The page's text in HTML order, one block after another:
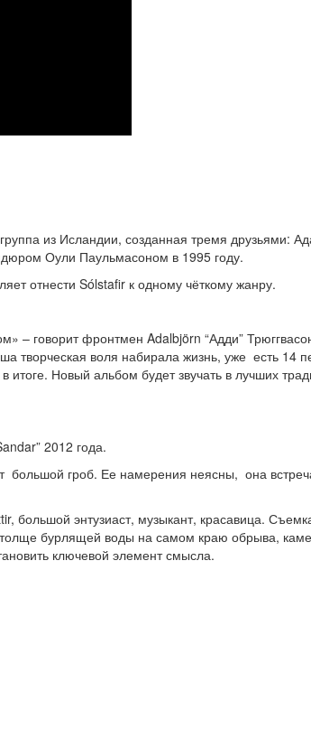
из Исландии, созданная тремя друзьями:
Оули Паульмасоном в 1995 году.
отнести Sólstafir к одному чёткому жанру.
– говорит фронтмен Adalbjörn “Адди”
творческая воля набирала жизнь, уже есть 14
итоге. Новый альбом будет звучать в лучших
2012 года.
гроб. Ее намерения неясны, она
большой энтузиаст, музыкант, красавица.
бурлящей воды на самом краю обрыва,
ключевой элемент смысла.